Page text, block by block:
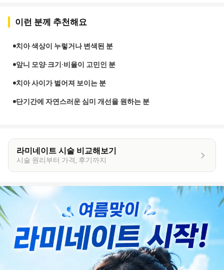
이런 분께 추천해요
치아 색상이 누렇거나 변색된 분
앞니 모양·크기·비율이 고민인 분
치아 사이가 벌어져 보이는 분
단기간에 자연스러운 심미 개선을 원하는 분
라미네이트 시술 비교해보기
시술 원리부터 가격, 후기까지
이
벤
트